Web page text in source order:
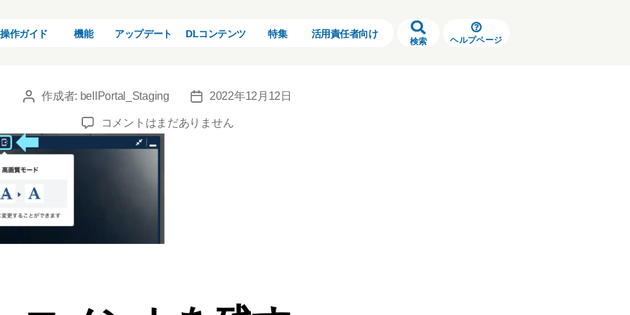
操作ガイド 機能 アップデート DLコンテンツ 特集 活用責任者向け
検索 ヘルプページ
221209_02
投
者
作成者: bellPortal_Staging
投
日
2022年12月12日
221209_02
へ
コメントはまだありません